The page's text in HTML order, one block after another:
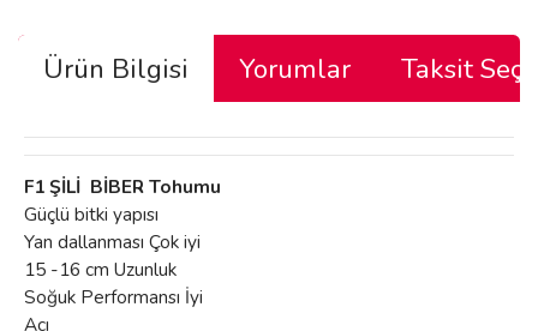
Ürün Bilgisi Yorumlar Taksit
F1 ŞİLİ BİBER Tohumu
Güçlü bitki yapısı
Yan dallanması Çok iyi
15 -16 cm Uzunluk
Soğuk Performansı İyi
Acı